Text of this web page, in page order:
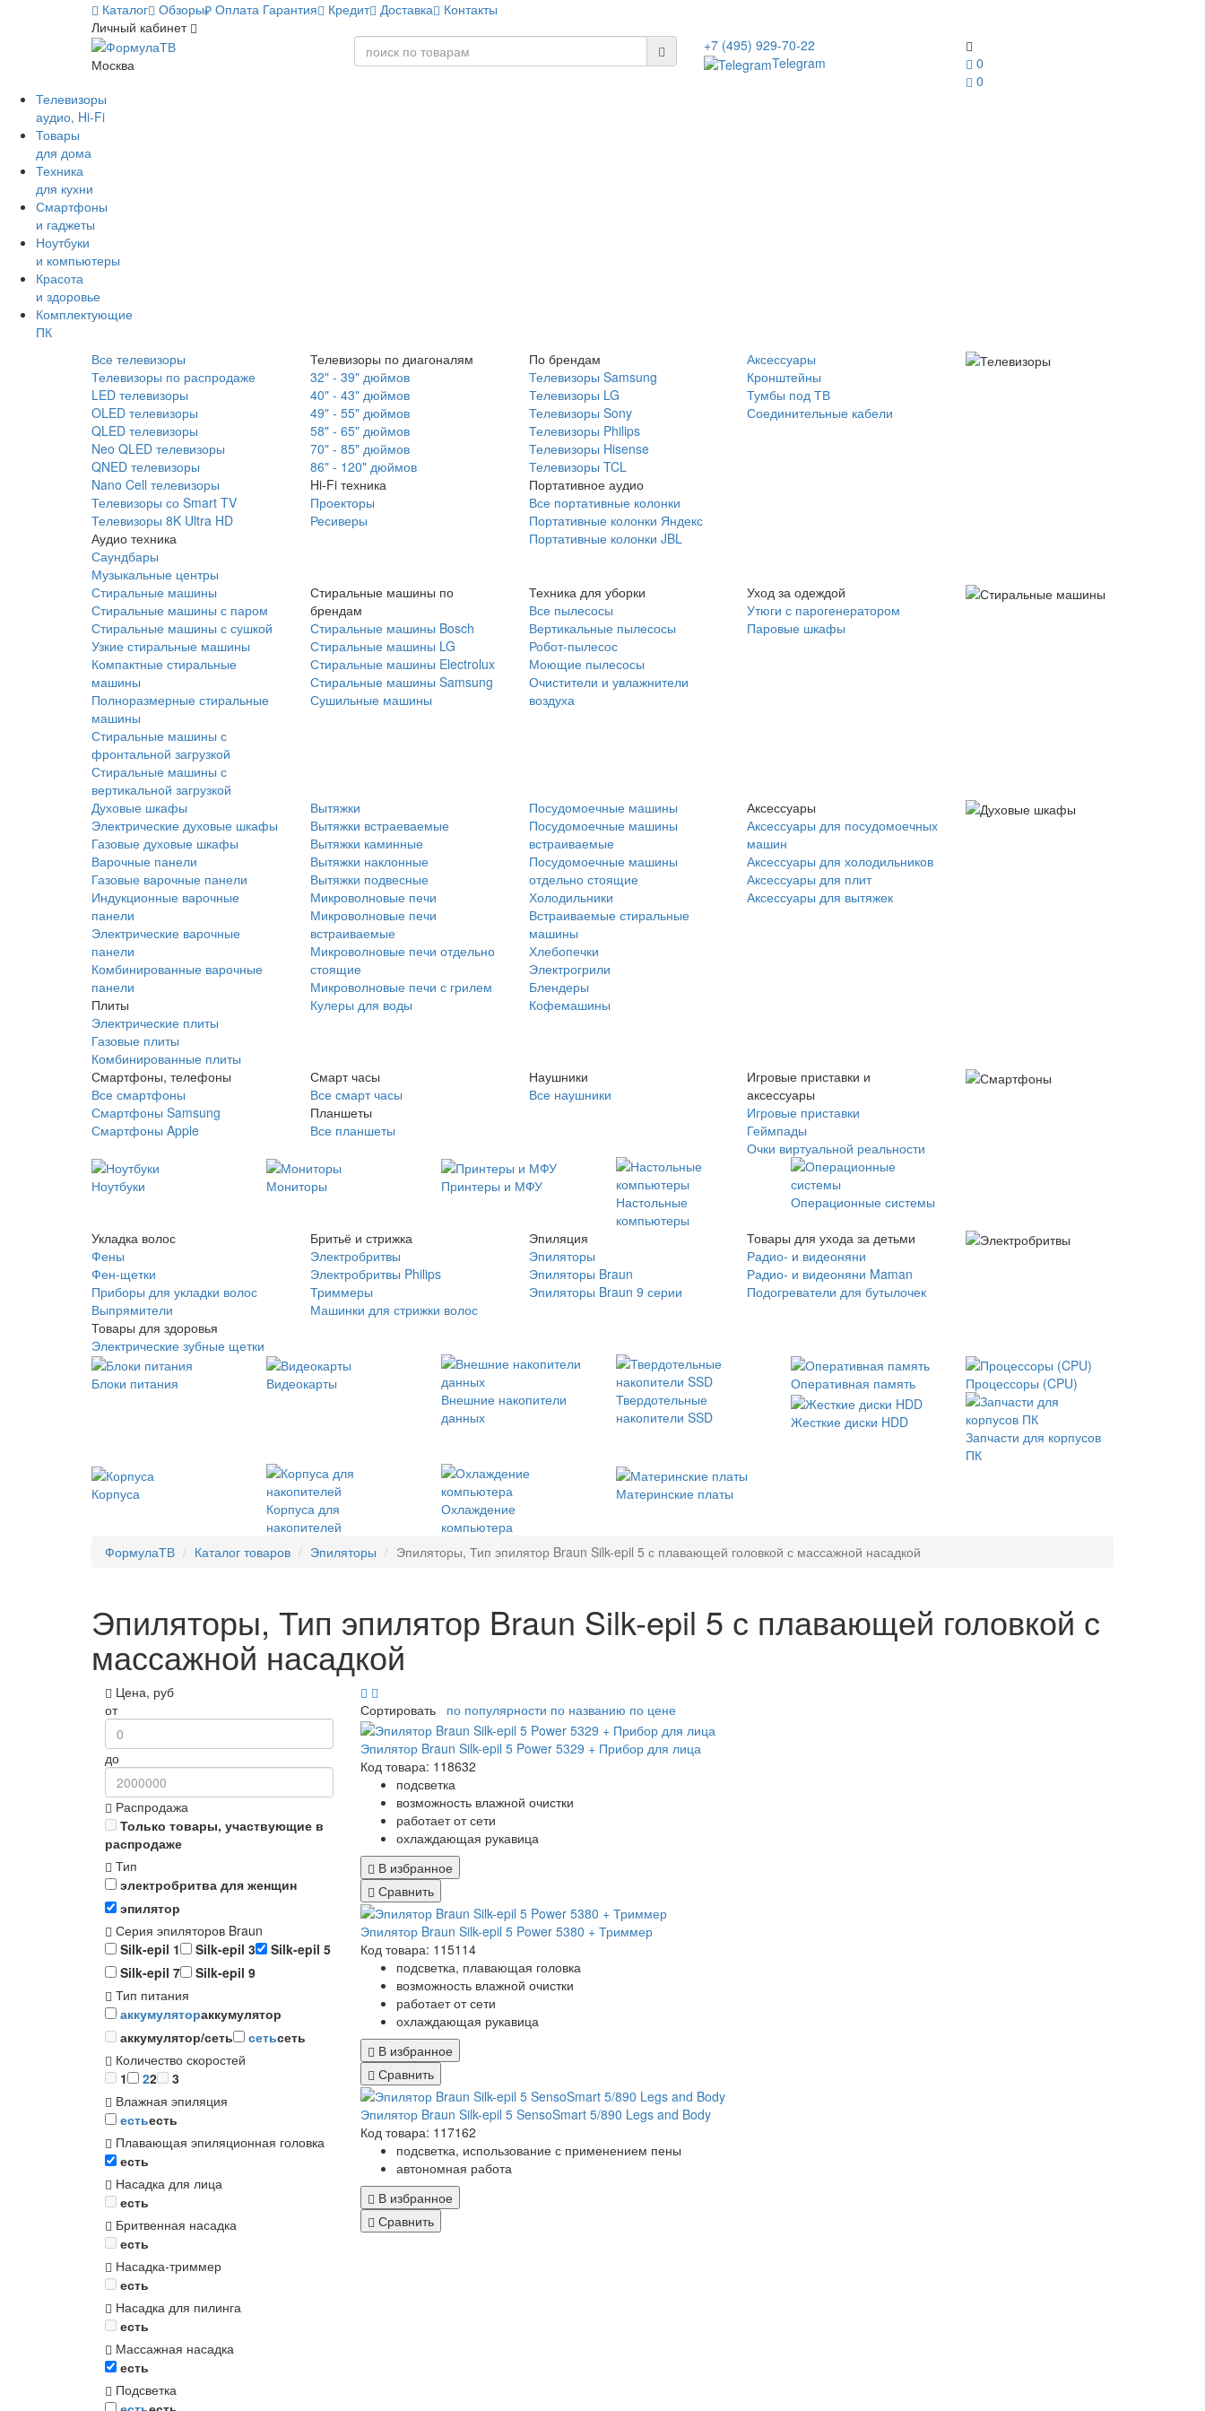
Каталог Обзоры Оплата Гарантия Кредит Доставка
Контакты
Личный кабинет
Москва
0
0
+7 (495) 929-70-22
Telegram
Телевизоры
аудио, Hi-Fi
Товары
для дома
Техника
для кухни
Смартфоны
и гаджеты
Ноутбуки
и компьютеры
Красота
и здоровье
Комплектующие
ПК
Все телевизоры
Телевизоры по распродаже
LED телевизоры
OLED телевизоры
QLED телевизоры
Neo QLED телевизоры
QNED телевизоры
Nano Cell телевизоры
Телевизоры со Smart TV
Телевизоры 8K Ultra HD
Аудио техника
Саундбары
Музыкальные центры
Телевизоры по диагоналям
32" - 39" дюймов
40" - 43" дюймов
49" - 55" дюймов
58" - 65" дюймов
70" - 85" дюймов
86" - 120" дюймов
Hi-Fi техника
Проекторы
Ресиверы
По брендам
Телевизоры Samsung
Телевизоры LG
Телевизоры Sony
Телевизоры Philips
Телевизоры Hisense
Телевизоры TCL
Портативное аудио
Все портативные колонки
Портативные колонки Яндекс
Портативные колонки JBL
Аксессуары
Кронштейны
Тумбы под ТВ
Соединительные кабели
Стиральные машины
Стиральные машины с паром
Стиральные машины с сушкой
Узкие стиральные машины
Компактные стиральные
машины
Полноразмерные стиральные
машины
Стиральные машины с
фронтальной загрузкой
Стиральные машины с
вертикальной загрузкой
Стиральные машины по
брендам
Стиральные машины Bosch
Стиральные машины LG
Стиральные машины Electrolux
Стиральные машины Samsung
Сушильные машины
Техника для уборки
Все пылесосы
Вертикальные пылесосы
Робот-пылесос
Моющие пылесосы
Очистители и увлажнители
воздуха
Уход за одеждой
Утюги с парогенератором
Паровые шкафы
Духовые шкафы
Электрические духовые шкафы
Газовые духовые шкафы
Варочные панели
Газовые варочные панели
Индукционные варочные
панели
Электрические варочные
панели
Комбинированные варочные
панели
Плиты
Электрические плиты
Газовые плиты
Комбинированные плиты
Вытяжки
Вытяжки встраеваемые
Вытяжки каминные
Вытяжки наклонные
Вытяжки подвесные
Микроволновые печи
Микроволновые печи
встраиваемые
Микроволновые печи отдельно
стоящие
Микроволновые печи с грилем
Кулеры для воды
Посудомоечные машины
Посудомоечные машины
встраиваемые
Посудомоечные машины
отдельно стоящие
Холодильники
Встраиваемые стиральные
машины
Хлебопечки
Электрогрили
Блендеры
Кофемашины
Аксессуары
Аксессуары для посудомоечных
машин
Аксессуары для холодильников
Аксессуары для плит
Аксессуары для вытяжек
Смартфоны, телефоны
Все смартфоны
Смартфоны Samsung
Смартфоны Apple
Смарт часы
Все смарт часы
Планшеты
Все планшеты
Наушники
Все наушники
Игровые приставки и
аксессуары
Игровые приставки
Геймпады
Очки виртуальной реальности
Ноутбуки Мониторы
Принтеры и МФУ
Настольные
компьютеры
Операционные системы
Укладка волос
Фены
Фен-щетки
Приборы для укладки волос
Выпрямители
Товары для здоровья
Электрические зубные щетки
Бритьё и стрижка
Электробритвы
Электробритвы Philips
Триммеры
Машинки для стрижки волос
Эпиляция
Эпиляторы
Эпиляторы Braun
Эпиляторы Braun 9 серии
Товары для ухода за детьми
Радио- и видеоняни
Радио- и видеоняни Maman
Подогреватели для бутылочек
Блоки питания
Видеокарты
Внешние накопители
данных
Твердотельные
накопители SSD
Оперативная память Процессоры (CPU)
Жесткие диски HDD
Запчасти для корпусов
ПК
Корпуса
Корпуса для
накопителей
Охлаждение
компьютера
Материнские платы
ФормулаТВ Каталог товаров Эпиляторы Эпиляторы, Тип эпилятор Braun Silk-epil 5 с плавающей головкой с массажной насадкой
Эпиляторы, Тип эпилятор Braun Silk-epil 5 с плавающей головкой с
массажной насадкой
Цена, руб
от
до
Распродажа
Только товары, участвующие в
распродаже
Тип
электробритва для женщин
эпилятор
Серия эпиляторов Braun
Silk-epil 1
Silk-epil 3
Silk-epil 5
Silk-epil 7
Silk-epil 9
Тип питания
аккумулятораккумулятор
аккумулятор/сеть
сетьсеть
Количество скоростей
1
22
3
Влажная эпиляция
естьесть
Плавающая эпиляционная головка
есть
Насадка для лица
есть
Бритвенная насадка
есть
Насадка-триммер
есть
Насадка для пилинга
есть
Массажная насадка
есть
Подсветка
Сортировать по популярности по названию по цене
Эпилятор Braun Silk-epil 5 Power 5329 + Прибор для лица
Код товара: 118632
подсветка
возможность влажной очистки
работает от сети
охлаждающая рукавица
В избранное
Сравнить
Эпилятор Braun Silk-epil 5 Power 5380 + Триммер
Код товара: 115114
подсветка, плавающая головка
возможность влажной очистки
работает от сети
охлаждающая рукавица
В избранное
Сравнить
Эпилятор Braun Silk-epil 5 SensoSmart 5/890 Legs and Body
Код товара: 117162
подсветка, использование с применением пены
автономная работа
В избранное
Сравнить